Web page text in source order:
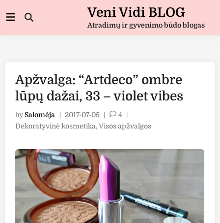
to
Veni Vidi BLOG
Atradimų ir gyvenimo būdo blogas
Open
Main
Apžvalga: “Artdeco” ombre
lūpų dažai, 33 – violet vibes
bySalomėja 2017-07-05 4
Posted
Dekoratyvinė kosmetika,Visos apžvalgos